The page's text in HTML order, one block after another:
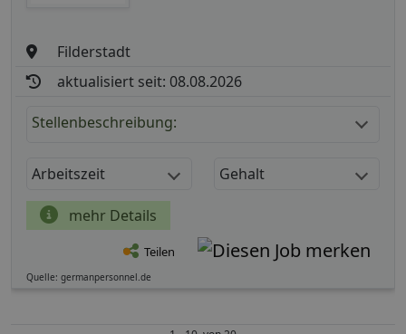
Filderstadt
aktualisiert seit: 08.08.2026
Stellenbeschreibung:
Arbeitszeit Gehalt
mehr Details
Teilen
Quelle: germanpersonnel.de